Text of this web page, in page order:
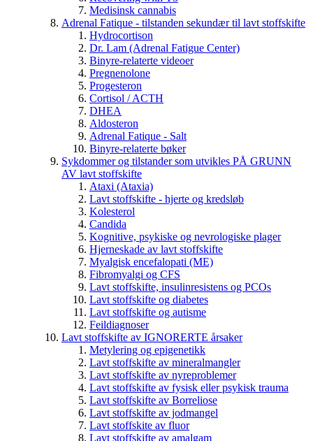
Medisinsk cannabis
Adrenal Fatique - tilstanden sekundær til lavt stoffskifte
Hydrocortison
Dr. Lam (Adrenal Fatigue Center)
Binyre-relaterte videoer
Pregnenolone
Progesteron
Cortisol / ACTH
DHEA
Aldosteron
Adrenal Fatique - Salt
Binyre-relaterte bøker
Sykdommer og tilstander som utvikles PÅ GRUNN
AV lavt stoffskifte
Ataxi (Ataxia)
Lavt stoffskifte - hjerte og kredsløb
Kolesterol
Candida
Kognitive, psykiske og nevrologiske plager
Hjerneskade av lavt stoffskifte
Myalgisk encefalopati (ME)
Fibromyalgi og CFS
Lavt stoffskifte, insulinresistens og PCOs
Lavt stoffskifte og diabetes
Lavt stoffskifte og autisme
Feildiagnoser
Lavt stoffskifte av IGNORERTE årsaker
Metylering og epigenetikk
Lavt stoffskifte av mineralmangler
Lavt stoffskifte av nyreproblemer
Lavt stoffskifte av fysisk eller psykisk trauma
Lavt stoffskifte av Borreliose
Lavt stoffskifte av jodmangel
Lavt stoffskite av fluor
Lavt stoffskifte av amalgam